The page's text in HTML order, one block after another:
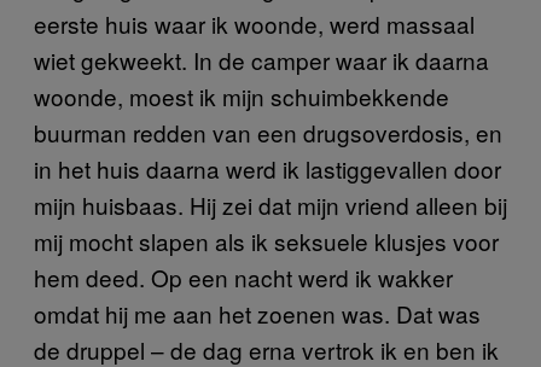
eerste huis waar ik woonde, werd massaal
wiet gekweekt. In de camper waar ik daarna
woonde, moest ik mijn schuimbekkende
buurman redden van een drugsoverdosis, en
in het huis daarna werd ik lastiggevallen door
mijn huisbaas. Hij zei dat mijn vriend alleen bij
mij mocht slapen als ik seksuele klusjes voor
hem deed. Op een nacht werd ik wakker
omdat hij me aan het zoenen was. Dat was
de druppel – de dag erna vertrok ik en ben ik